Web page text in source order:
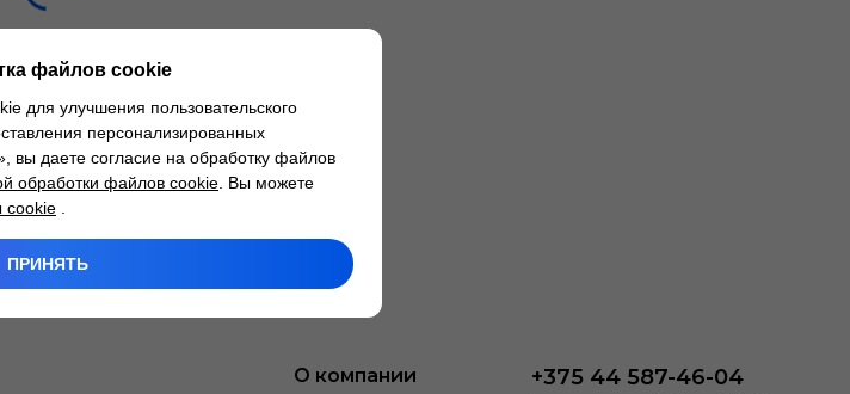
О компании +375 44 587-46-04
файлов cookie
для улучшения пользовательского
персонализированных
вы даете согласие на обработку файлов
обработки файлов cookie . Вы можете
cookie
ПРИНЯТЬ